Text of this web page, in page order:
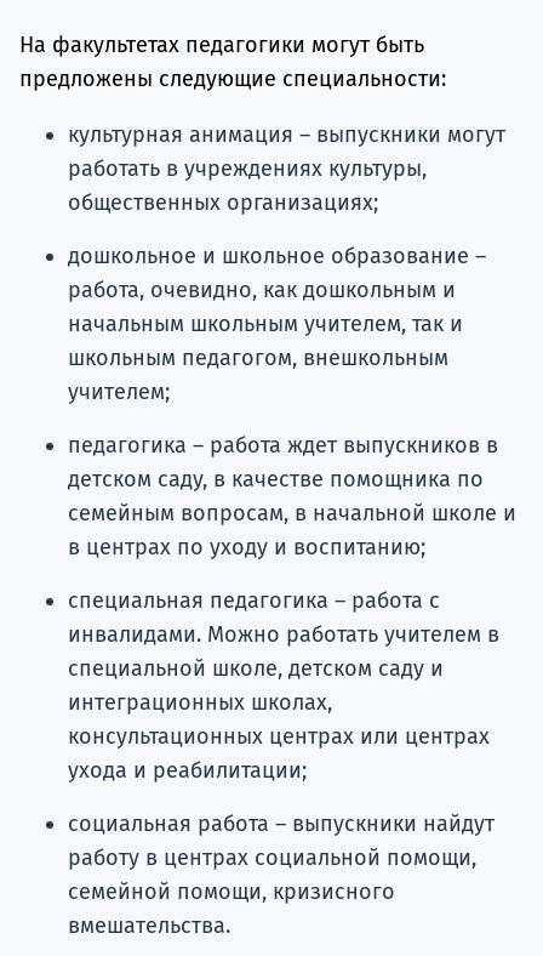
На факультетах педагогики могут быть
предложены следующие специальности:
культурная анимация – выпускники могут
работать в учреждениях культуры,
общественных организациях;
дошкольное и школьное образование –
работа, очевидно, как дошкольным и
начальным школьным учителем, так и
школьным педагогом, внешкольным
учителем;
педагогика – работа ждет выпускников в
детском саду, в качестве помощника по
семейным вопросам, в начальной школе и
в центрах по уходу и воспитанию;
специальная педагогика – работа с
инвалидами. Можно работать учителем в
специальной школе, детском саду и
интеграционных школах,
консультационных центрах или центрах
ухода и реабилитации;
социальная работа – выпускники найдут
работу в центрах социальной помощи,
семейной помощи, кризисного
вмешательства.